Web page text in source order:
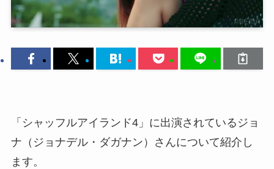
「シャッフルアイランド4」に出演されているジョ
ナ（ジョナデル・ダガナン）さんについて紹介し
ます。